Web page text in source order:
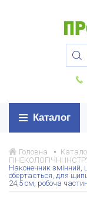
Каталог
Головна
ГІНЕКОЛОГІЧНІ
Наконечник змінний,
обертається, для
24,5 см, робоча